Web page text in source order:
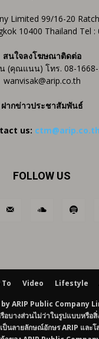
Limited 99/16-20
10400 Thailand Tel :
สนใจลงโฆษณาติดต่อ
(คุณแนน) โทร. 08-1668-
wanvisak@arip.co.th
ฝากข่าวประชาสัมพันธ์
us: ctm@arip.co.th
FOLLOW US
To Video Lifestyle
ARIP Public Company
บางส่วนไม่ว่าในรูปแบบหรือสิ่
นลายลักษณ์อักษร ARIP และโ